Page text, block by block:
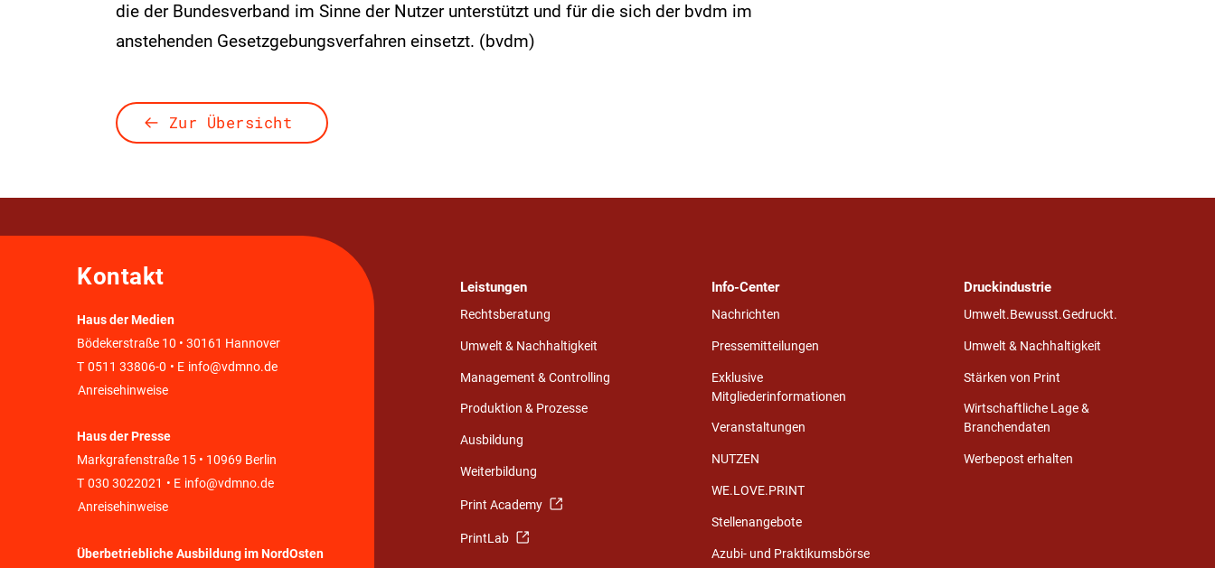
die der Bundesverband im Sinne der Nutzer unterstützt und für die sich der bvdm im
anstehenden Gesetzgebungsverfahren einsetzt. (bvdm)
Zur Übersicht
Kontakt
Haus der Medien
Bödekerstraße 10 • 30161 Hannover
T 0511 33806-0 • E info@vdmno.de
Anreisehinweise
Haus der Presse
Markgrafenstraße 15 • 10969 Berlin
T 030 3022021 • E info@vdmno.de
Anreisehinweise
Überbetriebliche Ausbildung im NordOsten
Leistungen
Rechtsberatung
Umwelt & Nachhaltigkeit
Management & Controlling
Produktion & Prozesse
Ausbildung
Weiterbildung
Print Academy
PrintLab
Info-Center
Nachrichten
Pressemitteilungen
Exklusive
Mitgliederinformationen
Veranstaltungen
NUTZEN
WE.LOVE.PRINT
Stellenangebote
Azubi- und Praktikumsbörse
Druckindustrie
Umwelt.Bewusst.Gedruckt.
Umwelt & Nachhaltigkeit
Stärken von Print
Wirtschaftliche Lage &
Branchendaten
Werbepost erhalten